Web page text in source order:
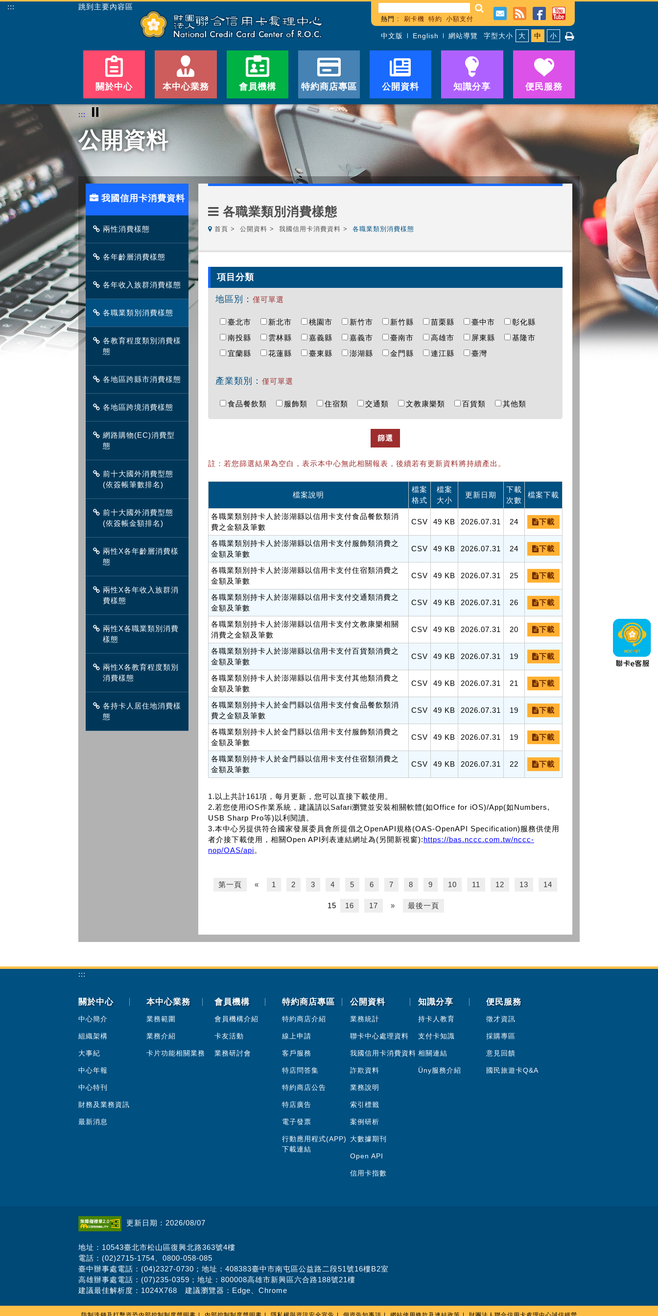
::: 跳到主要內容區
熱門 : 刷卡機 特約 小額支付
中文版 English 網站導覽 字型大小 大 中 小
關於中心 本中心業務 會員機構 特約商店專區 公開資料 知識分享 便民服務
::: ⏸
公開資料
我國信用卡消費資料
兩性消費樣態
各年齡層消費樣態
各年收入族群消費樣態
各職業類別消費樣態
各教育程度類別消費樣
態
各地區跨縣市消費樣態
各地區跨境消費樣態
網路購物(EC)消費型
態
前十大國外消費型態
(依簽帳筆數排名)
前十大國外消費型態
(依簽帳金額排名)
兩性X各年齡層消費樣
態
兩性X各年收入族群消
費樣態
兩性X各職業類別消費
樣態
兩性X各教育程度類別
消費樣態
各持卡人居住地消費樣
態
各職業類別消費樣態
首頁 公開資料 我國信用卡消費資料 各職業類別消費樣態
項目分類
地區別： 僅可單選
臺北市 新北市 桃園市 新竹市 新竹縣 苗栗縣 臺中市
彰化縣
南投縣
雲林縣 嘉義縣 嘉義市 臺南市 高雄市 屏東縣
基隆市
宜蘭縣
花蓮縣 臺東縣 澎湖縣 金門縣 連江縣 臺灣
產業類別： 僅可單選
食品餐飲類 服飾類 住宿類 交通類 文教康樂類 百貨類 其他類
篩選
註：若您篩選結果為空白，表示本中心無此相關報表，後續若有更新資料將持續產出。
檔案說明
檔案
格式
檔案
大小
更新日期
下載
次數
檔案下載
各職業類別持卡人於澎湖縣以信用卡支付食品餐飲類消
費之金額及筆數
CSV 49 KB 2026.07.31 24 下載
各職業類別持卡人於澎湖縣以信用卡支付服飾類消費之
金額及筆數
CSV 49 KB 2026.07.31 24 下載
各職業類別持卡人於澎湖縣以信用卡支付住宿類消費之
金額及筆數
CSV 49 KB 2026.07.31 25 下載
各職業類別持卡人於澎湖縣以信用卡支付交通類消費之
金額及筆數
CSV 49 KB 2026.07.31 26 下載
各職業類別持卡人於澎湖縣以信用卡支付文教康樂相關
消費之金額及筆數
CSV 49 KB 2026.07.31 20 下載
各職業類別持卡人於澎湖縣以信用卡支付百貨類消費之
金額及筆數
CSV 49 KB 2026.07.31 19 下載
各職業類別持卡人於澎湖縣以信用卡支付其他類消費之
金額及筆數
CSV 49 KB 2026.07.31 21 下載
各職業類別持卡人於金門縣以信用卡支付食品餐飲類消
費之金額及筆數
CSV 49 KB 2026.07.31 19 下載
各職業類別持卡人於金門縣以信用卡支付服飾類消費之
金額及筆數
CSV 49 KB 2026.07.31 19 下載
各職業類別持卡人於金門縣以信用卡支付住宿類消費之
金額及筆數
CSV 49 KB 2026.07.31 22 下載
1.以上共計161項，每月更新，您可以直接下載使用。
2.若您使用iOS作業系統，建議請以Safari瀏覽並安裝相關軟體(如Office for iOS)/App(如Numbers,
USB Sharp Pro等)以利閱讀。
3.本中心另提供符合國家發展委員會所提倡之OpenAPI規格(OAS-OpenAPI Specification)服務供使用
者介接下載使用，相關Open API列表連結網址為(另開新視窗):https://bas.nccc.com.tw/nccc-
nop/OAS/api。
第一頁 « 1 2 3 4 5 6 7 8 9 10 11 12 13 14
15 16 17 » 最後一頁
:::
關於中心
中心簡介
組織架構
大事紀
中心年報
中心特刊
財務及業務資訊
最新消息
本中心業務
業務範圍
業務介紹
卡片功能相關業務
會員機構
會員機構介紹
卡友活動
業務研討會
特約商店專區
特約商店介紹
線上申請
客戶服務
特店問答集
特約商店公告
特店廣告
電子發票
行動應用程式(APP)
下載連結
公開資料
業務統計
聯卡中心處理資料
我國信用卡消費資料
詐欺資料
業務說明
索引標籤
案例研析
大數據期刊
Open API
信用卡指數
知識分享
持卡人教育
支付卡知識
相關連結
Üny服務介紹
便民服務
徵才資訊
採購專區
意見回饋
國民旅遊卡Q&A
更新日期：2026/08/07
地址：10543臺北市松山區復興北路363號4樓
電話：(02)2715-1754、0800-058-085
臺中辦事處電話：(04)2327-0730；地址：408383臺中市南屯區公益路二段51號16樓B2室
高雄辦事處電話：(07)235-0359；地址：800008高雄市新興區六合路188號21樓
建議最佳解析度：1024X768 建議瀏覽器：Edge、Chrome